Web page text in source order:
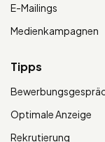
E-Mailings
Medienkampagnen
Tipps
Optimale Anzeige
Rekrutierung